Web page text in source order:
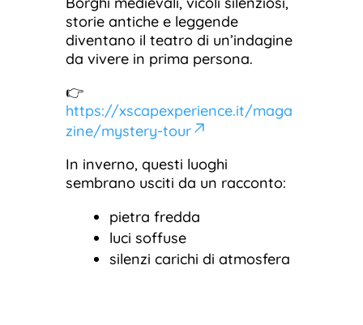
storie antiche e leggende
diventano il teatro di un’indagine
da vivere in prima persona.
👉
https://xscapexperience.it/maga
zine/mystery-tour
In inverno, questi luoghi
sembrano usciti da un racconto:
pietra fredda
luci soffuse
silenzi carichi di atmosfera